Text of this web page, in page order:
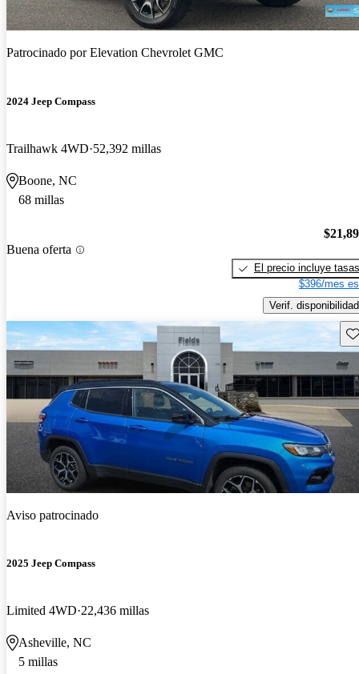
Patrocinado porElevation Chevrolet GMC
2024 Jeep Compass
Trailhawk 4WD 52,392 millas
Boone, NC
68 millas
Buena oferta
El precio incluye tasas
$396/mes
Verif. disponibilidad
Aviso patrocinado
2025 Jeep Compass
Limited 4WD 22,436 millas
Asheville, NC
5 millas